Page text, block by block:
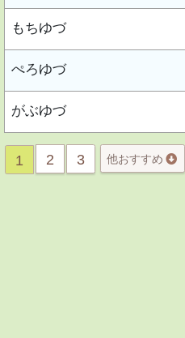
もちゆづ
ぺろゆづ
がぶゆづ
1 2 3 他おすすめ